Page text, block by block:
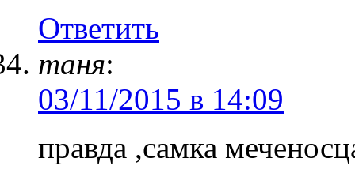
Ответить
таня:
03/11/2015 в 14:09
правда ,самка